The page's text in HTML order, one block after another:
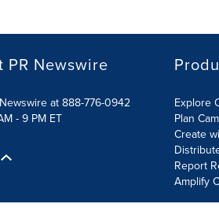
PR Newswire
at 888-776-0942
- 9 PM ET
Explore
Plan
Create
Report
Amplify